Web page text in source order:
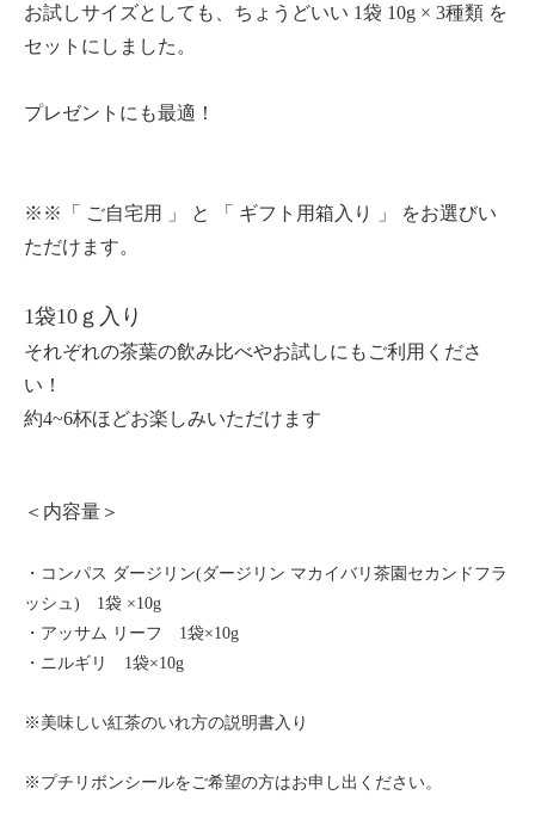
お試しサイズとしても、ちょうどいい 1袋 10g × 3種類 を
セットにしました。
プレゼントにも最適！
※※「 ご自宅用 」 と 「 ギフト用箱入り 」 をお選びい
ただけます。
1袋10ｇ入り
それぞれの茶葉の飲み比べやお試しにもご利用くださ
い！
約4~6杯ほどお楽しみいただけます
＜内容量＞
・コンパス ダージリン(ダージリン マカイバリ茶園セカンドフラ
ッシュ) 1袋 ×10g
・アッサム リーフ 1袋×10g
・ニルギリ 1袋×10g
※美味しい紅茶のいれ方の説明書入り
※プチリボンシールをご希望の方はお申し出ください。